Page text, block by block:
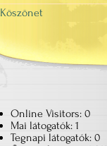
Köszönet
Online Visitors: 0
Mai látogatók: 1
Tegnapi látogatók: 0